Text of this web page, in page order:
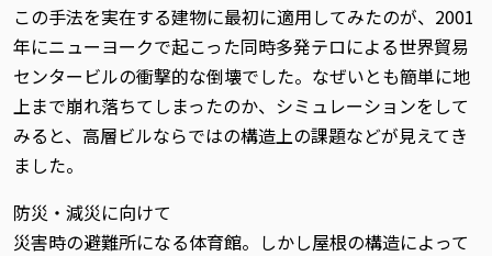
この手法を実在する建物に最初に適用してみたのが、2001
年にニューヨークで起こった同時多発テロによる世界貿易
センタービルの衝撃的な倒壊でした。なぜいとも簡単に地
上まで崩れ落ちてしまったのか、シミュレーションをして
みると、高層ビルならではの構造上の課題などが見えてき
ました。
防災・減災に向けて
災害時の避難所になる体育館。しかし屋根の構造によって